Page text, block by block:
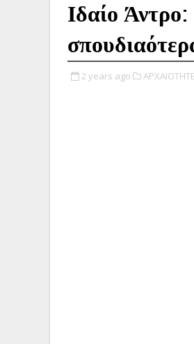
Ιδαίο
2 years ago